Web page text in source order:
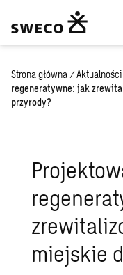
Strona główna / Aktualności
regeneratywne: jak
przyrody?
miejskie